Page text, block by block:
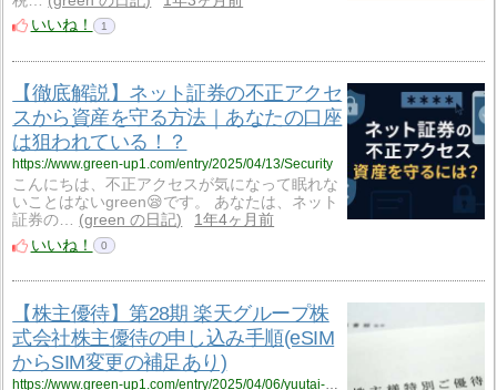
いいね！
1
【徹底解説】ネット証券の不正アクセ
スから資産を守る方法｜あなたの口座
は狙われている！？
https://www.green-up1.com/entry/2025/04/13/Security
こんにちは、不正アクセスが気になって眠れな
いことはないgreen😪です。 あなたは、ネット
証券の…
green の日記
1年4ヶ月前
いいね！
0
【株主優待】第28期 楽天グループ株
式会社株主優待の申し込み手順(eSIM
からSIM変更の補足あり)